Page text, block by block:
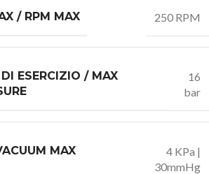
/ RPM MAX 250 RPM
ESERCIZIO / MAX
16
bar
MAX
4 KPa |
30mmHg